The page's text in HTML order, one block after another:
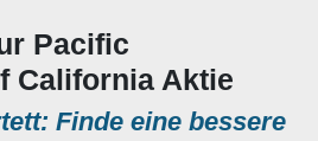
Pacific
California Aktie
Finde eine bessere